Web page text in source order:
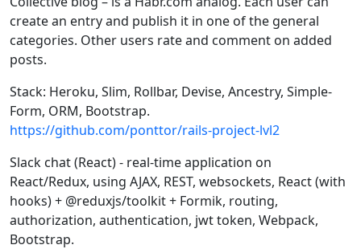
create an entry and publish it in one of the general
categories. Other users rate and comment on added
posts.
Stack: Heroku, Slim, Rollbar, Devise, Ancestry, Simple-
Form, ORM, Bootstrap.
https://github.com/ponttor/rails-project-lvl2
Slack chat (React) - real-time application on
React/Redux, using AJAX, REST, websockets, React (with
hooks) + @reduxjs/toolkit + Formik, routing,
authorization, authentication, jwt token, Webpack,
Bootstrap.